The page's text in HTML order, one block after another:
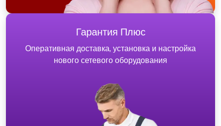
Гарантия Плюс
Оперативная доставка, установка и настройка
нового сетевого оборудования